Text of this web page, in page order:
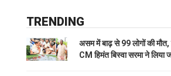
TRENDING
असम में बाढ़ से 99 लोगों की
CM हिमंत बिस्वा सरमा ने लिया